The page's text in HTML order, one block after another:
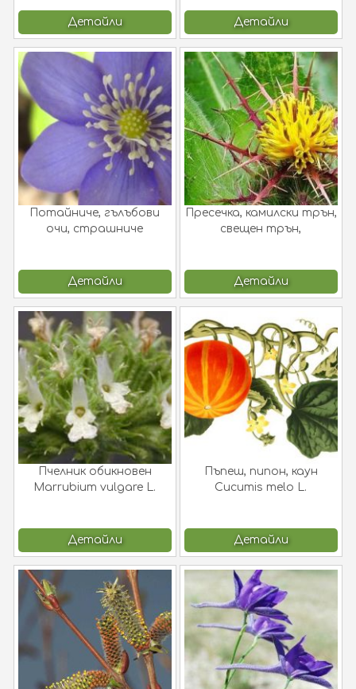
Детайли
Детайли
Потайниче, гълъбови
очи, страшниче
Детайли
Пресечка, камилски трън,
свещен трън,
Детайли
Пчелник обикновен
Marrubium vulgare L.
Детайли
Пъпеш, пипон, каун
Cucumis melo L.
Детайли